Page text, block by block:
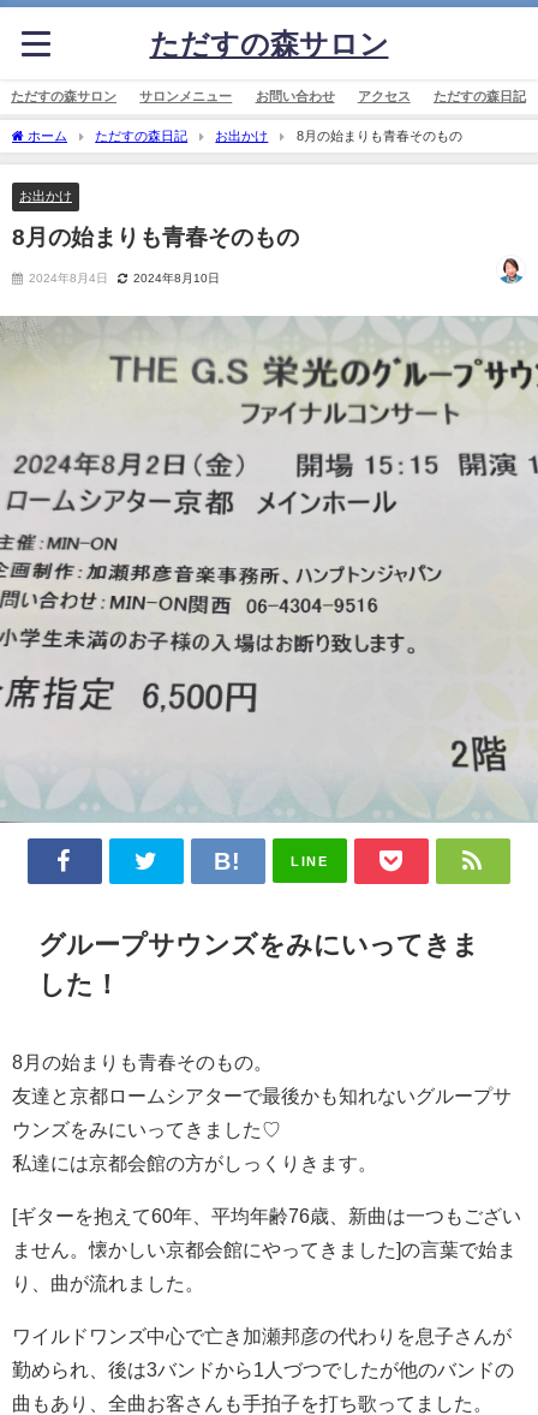
ただすの森サロン
ただすの森サロン サロンメニュー お問い合わせ アクセス ただすの森日記
ホーム ただすの森日記 お出かけ 8月の始まりも青春そのもの
お出かけ
8月の始まりも青春そのもの
2024年8月4日 2024年8月10日
LINE
グループサウンズをみにいってきま
した！
8月の始まりも青春そのもの。
友達と京都ロームシアターで最後かも知れないグループサ
ウンズをみにいってきました♡
私達には京都会館の方がしっくりきます。
[ギターを抱えて60年、平均年齢76歳、新曲は一つもござい
ません。懐かしい京都会館にやってきました]の言葉で始ま
り、曲が流れました。
ワイルドワンズ中心で亡き加瀬邦彦の代わりを息子さんが
勤められ、後は3バンドから1人づつでしたが他のバンドの
曲もあり、全曲お客さんも手拍子を打ち歌ってました。